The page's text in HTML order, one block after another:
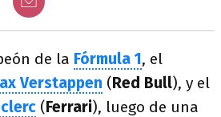
de la Fórmula 1, el
Verstappen (Red Bull), y el
(Ferrari), luego de una